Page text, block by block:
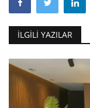
İLGILI YAZILAR